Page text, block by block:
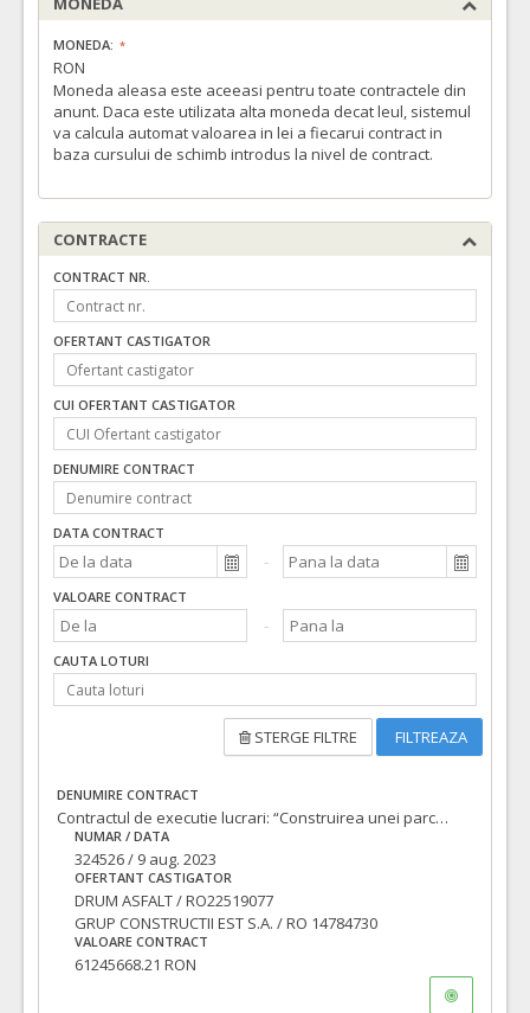
MONEDA:
RON
Moneda aleasa este aceeasi pentru toate contractele din
anunt. Daca este utilizata alta moneda decat leul, sistemul
va calcula automat valoarea in lei a fiecarui contract in
baza cursului de schimb introdus la nivel de contract.
CONTRACTE
CONTRACT NR.
OFERTANT CASTIGATOR
CUI OFERTANT CASTIGATOR
DENUMIRE CONTRACT
DATA CONTRACT
VALOARE CONTRACT
CAUTA LOTURI
STERGE FILTRE FILTREAZA
DENUMIRE CONTRACT
Contractul de executie lucrari: “Construirea unei parcari aferente Spitalului Clinic Judetean, necesara functionarii sistemului de sanatate”, Cod unic: 4230487/2022/140
NUMAR / DATA
324526 / 9 aug. 2023
OFERTANT CASTIGATOR
DRUM ASFALT / RO22519077
GRUP CONSTRUCTII EST S.A. / RO 14784730
VALOARE CONTRACT
61245668.21 RON